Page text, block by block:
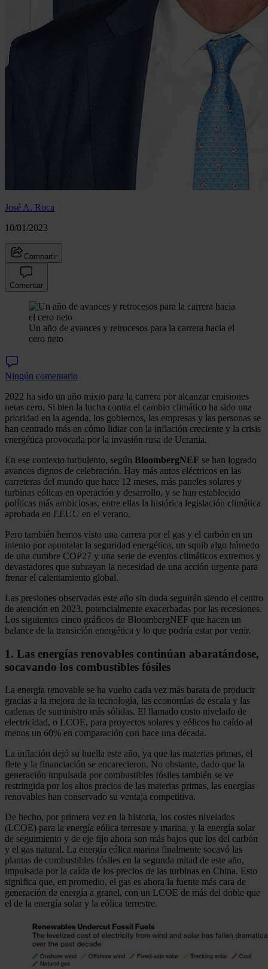
José A. Roca
10/01/2023
Compartir
Comentar
Un año de avances y retrocesos para la carrera hacia el
cero neto
Ningún comentario
2022 ha sido un año mixto para la carrera por alcanzar emisiones
netas cero. Si bien la lucha contra el cambio climático ha sido una
prioridad en la agenda, los gobiernos, las empresas y las personas se
han centrado más en cómo lidiar con la inflación creciente y la crisis
energética provocada por la invasión rusa de Ucrania.
En ese contexto turbulento, según BloombergNEF se han logrado
avances dignos de celebración. Hay más autos eléctricos en las
carreteras del mundo que hace 12 meses, más paneles solares y
turbinas eólicas en operación y desarrollo, y se han establecido
políticas más ambiciosas, entre ellas la histórica legislación climática
aprobada en EEUU en el verano.
Pero también hemos visto una carrera por el gas y el carbón en un
intento por apuntalar la seguridad energética, un squib algo húmedo
de una cumbre COP27 y una serie de eventos climáticos extremos y
devastadores que subrayan la necesidad de una acción urgente para
frenar el calentamiento global.
Las presiones observadas este año sin duda seguirán siendo el centro
de atención en 2023, potencialmente exacerbadas por las recesiones.
Los siguientes cinco gráficos de BloombergNEF que hacen un
balance de la transición energética y lo que podría estar por venir.
1. Las energías renovables continúan abaratándose,
socavando los combustibles fósiles
La energía renovable se ha vuelto cada vez más barata de producir
gracias a la mejora de la tecnología, las economías de escala y las
cadenas de suministro más sólidas. El llamado costo nivelado de
electricidad, o LCOE, para proyectos solares y eólicos ha caído al
menos un 60% en comparación con hace una década.
La inflación dejó su huella este año, ya que las materias primas, el
flete y la financiación se encarecieron. No obstante, dado que la
generación impulsada por combustibles fósiles también se ve
restringida por los altos precios de las materias primas, las energías
renovables han conservado su ventaja competitiva.
De hecho, por primera vez en la historia, los costes nivelados
(LCOE) para la energía eólica terrestre y marina, y la energía solar
de seguimiento y de eje fijo ahora son más bajos que los del carbón
y el gas natural. La energía eólica marina finalmente socavó las
plantas de combustibles fósiles en la segunda mitad de este año,
impulsada por la caída de los precios de las turbinas en China. Esto
significa que, en promedio, el gas es ahora la fuente más cara de
generación de energía a granel, con un LCOE de más del doble que
el de la energía solar y la eólica terrestre.